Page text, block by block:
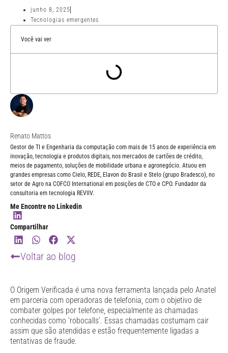
junho 8, 2025
Tecnologias emergentes
Você vai ver
Renato Mattos
Gestor de TI e Engenharia da computação com mais de 15 anos de experiência em
inovação, tecnologia e produtos digitais, nos mercados de cartões de crédito,
meios de pagamento, soluções de mobilidade urbana e agronegócio. Atuou em
grandes empresas como Cielo, REDE, Elavon do Brasil e Stelo (grupo Bradesco), no
setor de Agro na COFCO International em posições de CTO e CPO. Fundador da
consultoria em tecnologia REVIIV.
Me Encontre no Linkedin
Compartilhar
Voltar ao blog
O Origem Verificada é uma nova ferramenta lançada pelo Anatel
em parceria com operadoras de telefonia, com o objetivo de
combater golpes por telefone, especialmente as chamadas
conhecidas como ‘robocalls’. Essas chamadas costumam cair
assim que são atendidas e estão frequentemente ligadas a
tentativas de fraude.